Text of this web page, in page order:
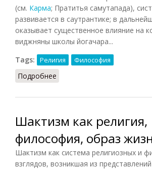
(см. Карма; Пратитья самутапада),
развивается в саутрантике; в
оказывает существенное влияние на
виджняны школы йогачара...
Tags:
Религия Философия
Подробнее
Шактизм как религия,
философия, образ
Шактизм как система религиозных и
взглядов, возникшая из